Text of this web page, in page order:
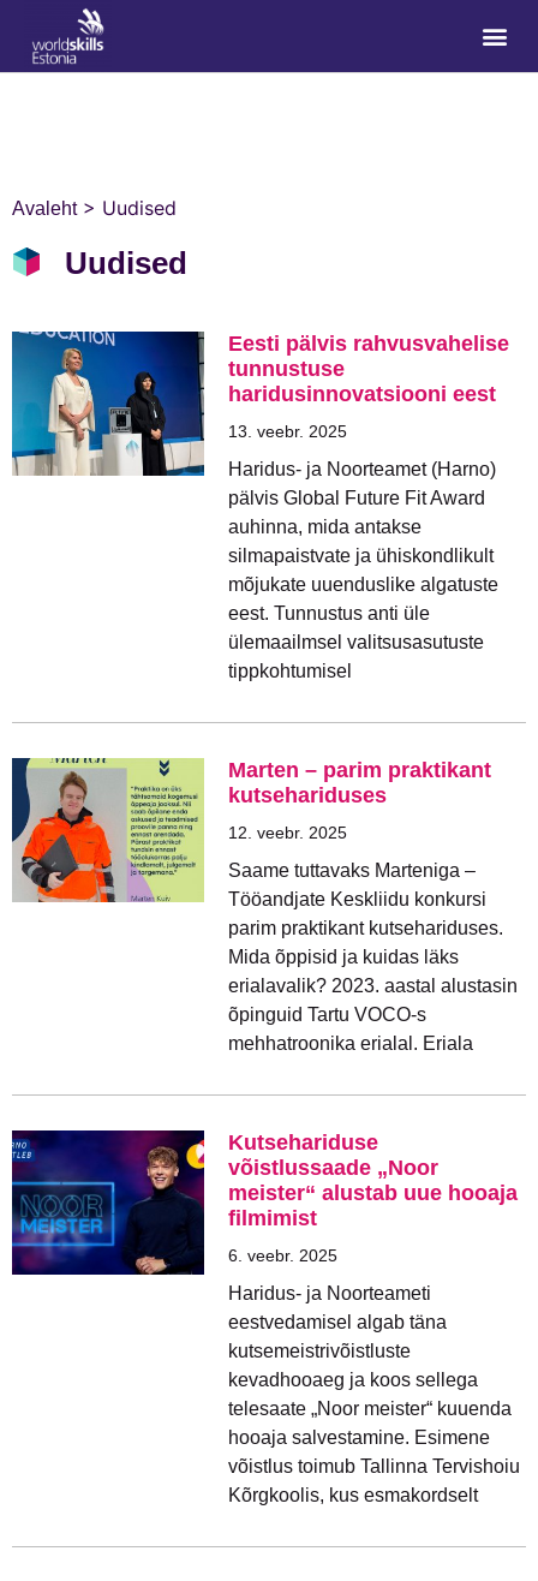
Avaleht> Uudised
Uudised
Eesti pälvis rahvusvahelise
tunnustuse
haridusinnovatsiooni eest
13. veebr. 2025
Haridus- ja Noorteamet (Harno)
pälvis Global Future Fit Award
auhinna, mida antakse
silmapaistvate ja ühiskondlikult
mõjukate uuenduslike algatuste
eest. Tunnustus anti üle
ülemaailmsel valitsusasutuste
tippkohtumisel
Marten – parim praktikant
kutsehariduses
12. veebr. 2025
Saame tuttavaks Marteniga –
Tööandjate Keskliidu konkursi
parim praktikant kutsehariduses.
Mida õppisid ja kuidas läks
erialavalik? 2023. aastal alustasin
õpinguid Tartu VOCO-s
mehhatroonika erialal. Eriala
Kutsehariduse
võistlussaade „Noor
meister“ alustab uue hooaja
filmimist
6. veebr. 2025
Haridus- ja Noorteameti
eestvedamisel algab täna
kutsemeistrivõistluste
kevadhooaeg ja koos sellega
telesaate „Noor meister“ kuuenda
hooaja salvestamine. Esimene
võistlus toimub Tallinna Tervishoiu
Kõrgkoolis, kus esmakordselt